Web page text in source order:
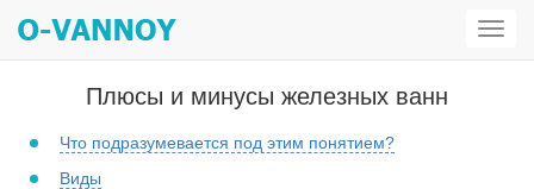
Плюсы и минусы железных ванн
Что подразумевается под этим понятием?
Виды